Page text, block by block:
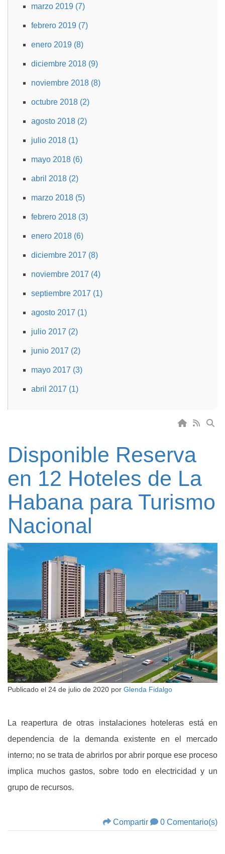
marzo 2019 (7)
febrero 2019 (7)
enero 2019 (8)
diciembre 2018 (9)
noviembre 2018 (8)
octubre 2018 (2)
agosto 2018 (2)
julio 2018 (1)
mayo 2018 (6)
abril 2018 (2)
marzo 2018 (5)
febrero 2018 (3)
enero 2018 (6)
diciembre 2017 (8)
noviembre 2017 (4)
septiembre 2017 (1)
agosto 2017 (1)
julio 2017 (2)
junio 2017 (2)
mayo 2017 (3)
abril 2017 (1)
Disponible Reserva
en 12 Hoteles de La
Habana para Turismo
Nacional
Publicado el 24 de julio de 2020 por Glenda Fidalgo
La reapertura de otras instalaciones hoteleras está en
dependencia de la demanda existente en el mercado
interno; no se trata de abrirlos por abrir porque ese proceso
implica muchos gastos, sobre todo en electricidad y un
grupo de recursos.
Compartir 0 Comentario(s)